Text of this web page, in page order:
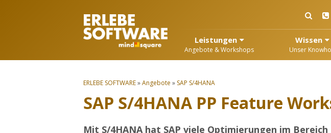
Leistungen
Angebote & Workshops
Wissen
Unser
ERLEBE SOFTWARE»Angebote » SAP S/4HANA
SAP S/4HANA PP Feature
Mit S/4HANA hat SAP viele Optimierungen im Bereich